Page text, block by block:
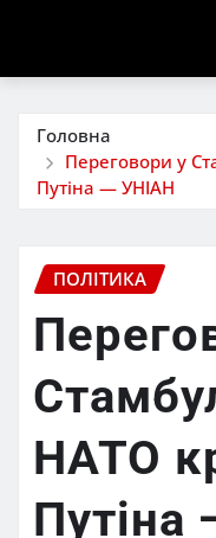
Головна
Переговори у
Путіна — УНІАН
ПОЛІТИКА
НАТО
Путіна